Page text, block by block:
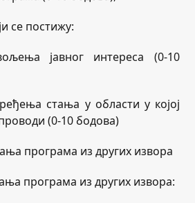
се постижу:
јавног интереса (0-10
стања у области у којој
(0-10 бодова)
програма из других извора
програма из других извора: